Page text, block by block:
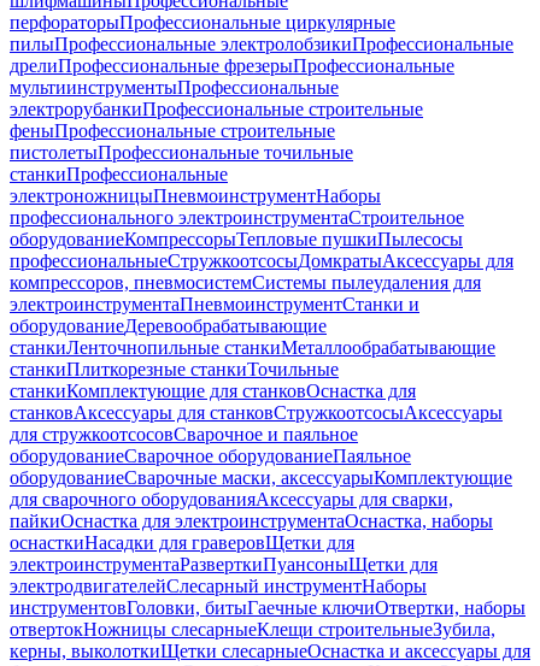
перфораторыПрофессиональные циркулярные
пилыПрофессиональные электролобзикиПрофессиональные
дрелиПрофессиональные фрезерыПрофессиональные
мультиинструментыПрофессиональные
электрорубанкиПрофессиональные строительные
феныПрофессиональные строительные
пистолетыПрофессиональные точильные
станкиПрофессиональные
электроножницыПневмоинструментНаборы
профессионального электроинструментаСтроительное
оборудованиеКомпрессорыТепловые пушкиПылесосы
профессиональныеСтружкоотсосыДомкратыАксессуары для
компрессоров, пневмосистемСистемы пылеудаления для
электроинструментаПневмоинструментСтанки и
оборудованиеДеревообрабатывающие
станкиЛенточнопильные станкиМеталлообрабатывающие
станкиПлиткорезные станкиТочильные
станкиКомплектующие для станковОснастка для
станковАксессуары для станковСтружкоотсосыАксессуары
для стружкоотсосовСварочное и паяльное
оборудованиеСварочное оборудованиеПаяльное
оборудованиеСварочные маски, аксессуарыКомплектующие
для сварочного оборудованияАксессуары для сварки,
пайкиОснастка для электроинструментаОснастка, наборы
оснасткиНасадки для граверовЩетки для
электроинструментаРазверткиПуансоныЩетки для
электродвигателейСлесарный инструментНаборы
инструментовГоловки, битыГаечные ключиОтвертки, наборы
отвертокНожницы слесарныеКлещи строительныеЗубила,
керны, выколоткиЩетки слесарныеОснастка и аксессуары для